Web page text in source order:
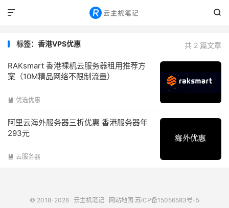


共 2 篇文章
标签：香港VPS优惠
RAKsmart 香港裸机云服务器租用推荐方
案（10M精品网络不限制流量）
 优选优惠
阿里云海外服务器三折优惠 香港服务器年
293元
 云服务器
© 2018-2026 云主机笔记 网站地图 苏ICP备15056583号-5